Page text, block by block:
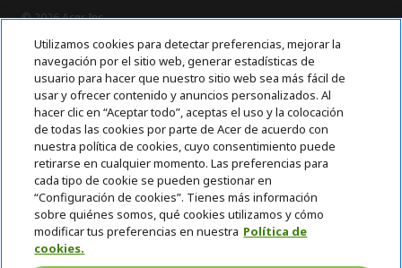
© 2026 Acer Inc.
CPYou BV es el vendedor y distribuidor autorizado de los
productos y servicios ofrecidos en esta tienda.
Incluida la aportación para la gestión de RAEES, según RD.
110/2015, inscrita en el RII-AEE Nº 7573; de pilas y baterías, según
RD. 106/2008, inscrita en el RII-PYA Nº 2180. Adherida a los
sistemas integrales de gestión de ecopilas y ecoembes.
Utilizamos cookies para detectar preferencias, mejorar la
navegación por el sitio web, generar estadísticas de
usuario para hacer que nuestro sitio web sea más fácil de
usar y ofrecer contenido y anuncios personalizados. Al
hacer clic en “Aceptar todo”, aceptas el uso y la colocación
de todas las cookies por parte de Acer de acuerdo con
nuestra política de cookies, cuyo consentimiento puede
retirarse en cualquier momento. Las preferencias para
cada tipo de cookie se pueden gestionar en
“Configuración de cookies”. Tienes más información
sobre quiénes somos, qué cookies utilizamos y cómo
modificar tus preferencias en nuestra Política de
cookies.